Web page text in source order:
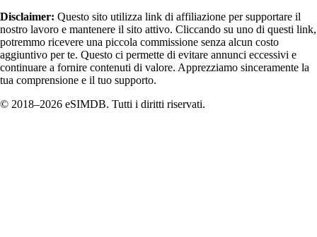
Disclaimer: Questo sito utilizza link di affiliazione per supportare il
nostro lavoro e mantenere il sito attivo. Cliccando su uno di questi link,
potremmo ricevere una piccola commissione senza alcun costo
aggiuntivo per te. Questo ci permette di evitare annunci eccessivi e
continuare a fornire contenuti di valore. Apprezziamo sinceramente la
tua comprensione e il tuo supporto.
© 2018–2026 eSIMDB. Tutti i diritti riservati.